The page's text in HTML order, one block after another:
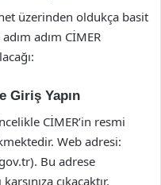
üzerinden oldukça basit
adım CİMER
Giriş Yapın
CİMER’in resmi
Web adresi:
Bu adrese
çıkacaktır.